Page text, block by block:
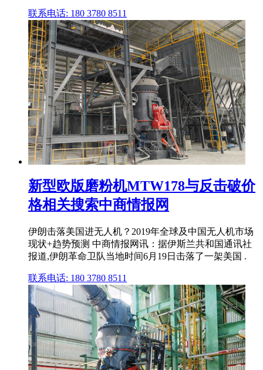
联系电话: 180 3780 8511
新型欧版磨粉机MTW178与反击破价
格相关搜索中商情报网
伊朗击落美国进无人机？2019年全球及中国无人机市场
现状+趋势预测 中商情报网讯：据伊斯兰共和国通讯社
报道,伊朗革命卫队当地时间6月19日击落了一架美国 .
联系电话: 180 3780 8511